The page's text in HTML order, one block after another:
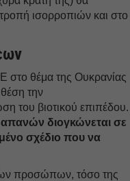
ισορροπιών και στο
στο θέμα της Ουκρανίας
την
του βιοτικού επιπέδου.
διογκώνεται σε
σχέδιο που να
προσώπων, τόσο της